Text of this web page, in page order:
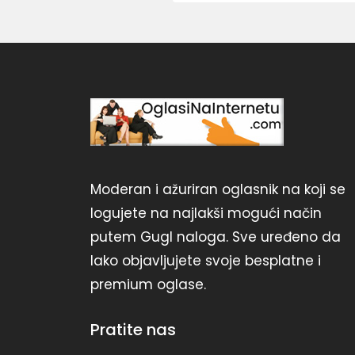
Moderan i ažuriran oglasnik na koji se
logujete na najlakši mogući način
putem Gugl naloga. Sve uređeno da
lako objavljujete svoje besplatne i
premium oglase.
Pratite nas